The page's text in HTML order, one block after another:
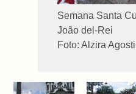
Semana Santa
João del-Rei
Foto: Alzira